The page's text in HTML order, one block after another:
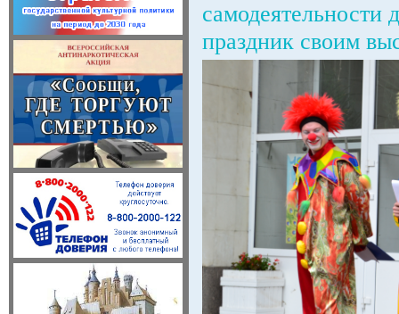
праздник своим